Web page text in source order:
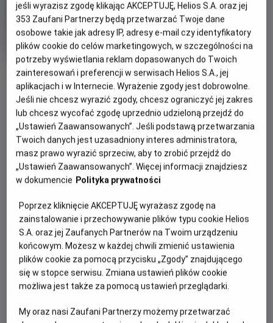
OBSERWUJ
Oryginalny
tytuł
PAW Patrol: The Dino Movie Gatunek
Animowany
/ Przygodowy
Minimalny
wiek
Od 6 lat
Czas
trwania
89 min
Kraj
i
rok
produkcji
Kanada, USA (2026)
PREMIERA
7 sierpnia 2026
REŻYSERIA
Cal Brunker
WIĘCEJ SZCZEGÓŁÓW
GODZINY SEANSÓW
DZISIAJ, 8 SIERPNIA 2026
SIERPNIA
2026
11:15
2D, dubbing
13:30
2D, dubbing
15:45
2D, dubbing
17:30
2D, dubbing
POKAŻ KOLEJNE DNI
jeśli wyrazisz zgodę klikając AKCEPTUJĘ, Helios S.A. oraz jej
353 Zaufani Partnerzy będą przetwarzać Twoje dane
osobowe takie jak adresy IP, adresy e-mail czy identyfikatory
plików cookie do celów marketingowych, w szczególności na
potrzeby wyświetlania reklam dopasowanych do Twoich
zainteresowań i preferencji w serwisach Helios S.A., jej
aplikacjach i w Internecie. Wyrażenie zgody jest dobrowolne.
Jeśli nie chcesz wyrazić zgody, chcesz ograniczyć jej zakres
lub chcesz wycofać zgodę uprzednio udzieloną przejdź do
„Ustawień Zaawansowanych”. Jeśli podstawą przetwarzania
Twoich danych jest uzasadniony interes administratora,
masz prawo wyrazić sprzeciw, aby to zrobić przejdź do
„Ustawień Zaawansowanych”. Więcej informacji znajdziesz
w dokumencie Polityka prywatności
Poprzez kliknięcie AKCEPTUJĘ wyrażasz zgodę na
zainstalowanie i przechowywanie plików typu cookie Helios
S.A. oraz jej Zaufanych Partnerów na Twoim urządzeniu
końcowym. Możesz w każdej chwili zmienić ustawienia
plików cookie za pomocą przycisku „Zgody” znajdującego
się w stopce serwisu. Zmiana ustawień plików cookie
możliwa jest także za pomocą ustawień przeglądarki.
My oraz nasi Zaufani Partnerzy możemy przetwarzać